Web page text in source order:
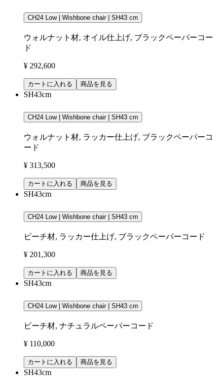
CH24 Low | Wishbone chair | SH43 cm
ウォルナット材, オイル仕上げ, ブラックペーパーコー
ド
¥ 292,600
カートに入れる 商品を見る
SH43cm
CH24 Low | Wishbone chair | SH43 cm
ウォルナット材, ラッカー仕上げ, ブラックペーパーコ
ード
¥ 313,500
カートに入れる 商品を見る
SH43cm
CH24 Low | Wishbone chair | SH43 cm
ビーチ材, ラッカー仕上げ, ブラックペーパーコード
¥ 201,300
カートに入れる 商品を見る
SH43cm
CH24 Low | Wishbone chair | SH43 cm
ビーチ材, ナチュラルペーパーコード
¥ 110,000
カートに入れる 商品を見る
SH43cm